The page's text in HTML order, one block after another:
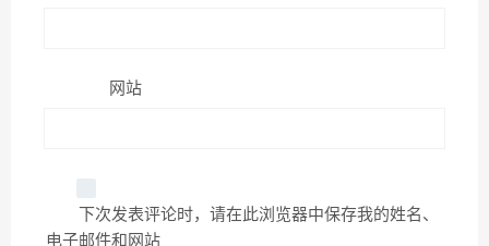
网站
下次发表评论时，请在此浏览器中保存我的姓名、
电子邮件和网站